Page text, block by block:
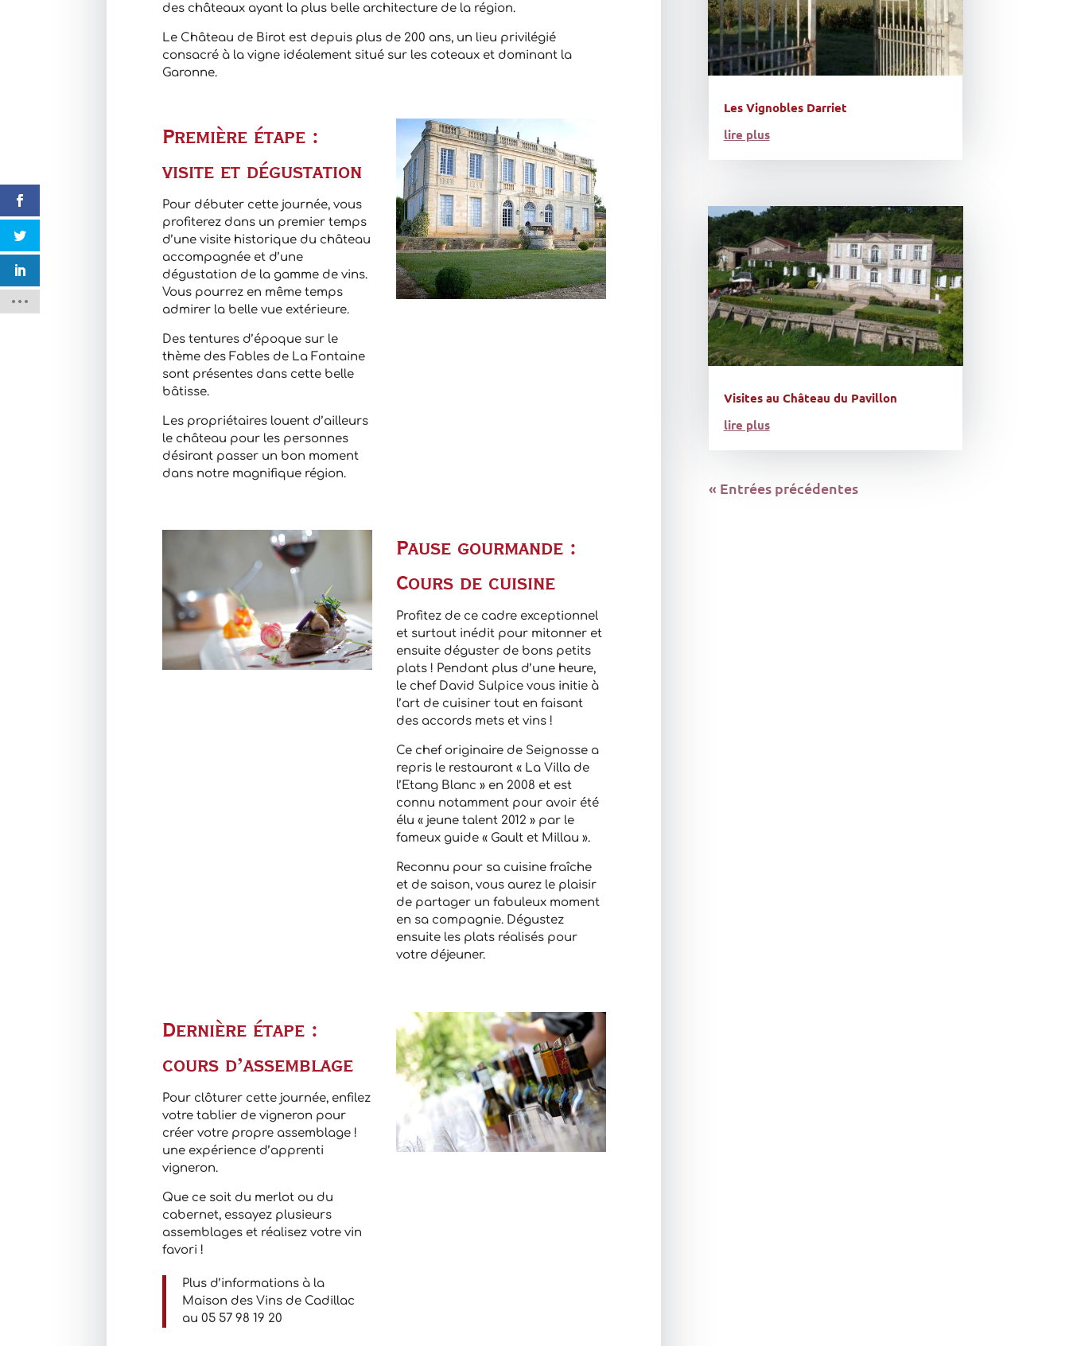
des châteaux ayant la plus belle architecture de la région.
Le Château de Birot est depuis plus de 200 ans, un lieu privilégié
consacré à la vigne idéalement situé sur les coteaux et dominant la
Garonne.
Première étape :
visite et dégustation
Pour débuter cette journée, vous
profiterez dans un premier temps
d’une visite historique du château
accompagnée et d’une
dégustation de la gamme de vins.
Vous pourrez en même temps
admirer la belle vue extérieure.
Des tentures d’époque sur le
thème des Fables de La Fontaine
sont présentes dans cette belle
bâtisse.
Les propriétaires louent d’ailleurs
le château pour les personnes
désirant passer un bon moment
dans notre magnifique région.
Pause gourmande :
Cours de cuisine
Profitez de ce cadre exceptionnel
et surtout inédit pour mitonner et
ensuite déguster de bons petits
plats ! Pendant plus d’une heure,
le chef David Sulpice vous initie à
l’art de cuisiner tout en faisant
des accords mets et vins !
Ce chef originaire de Seignosse a
repris le restaurant « La Villa de
l’Etang Blanc » en 2008 et est
connu notamment pour avoir été
élu « jeune talent 2012 » par le
fameux guide « Gault et Millau ».
Reconnu pour sa cuisine fraîche
et de saison, vous aurez le plaisir
de partager un fabuleux moment
en sa compagnie. Dégustez
ensuite les plats réalisés pour
votre déjeuner.
Dernière étape :
cours d’assemblage
Pour clôturer cette journée, enfilez
votre tablier de vigneron pour
créer votre propre assemblage !
une expérience d’apprenti
vigneron.
Que ce soit du merlot ou du
cabernet, essayez plusieurs
assemblages et réalisez votre vin
favori !
Plus d’informations à la
Maison des Vins de Cadillac
au 05 57 98 19 20
Les Vignobles Darriet
lire plus
Visites au Château du Pavillon
lire plus
« Entrées précédentes